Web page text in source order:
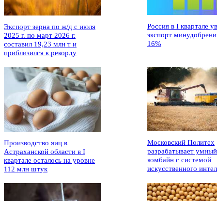
Экспорт зерна по ж/д с июля
2025 г. по март 2026 г.
составил 19,23 млн т и
приблизился к рекорду
Россия в I квартале
экспорт
16%
Производство яиц в
Астраханской области в I
квартале осталось на уровне
112 млн штук
Московский Политех
разрабатывает умный
комбайн с системой
искусственного